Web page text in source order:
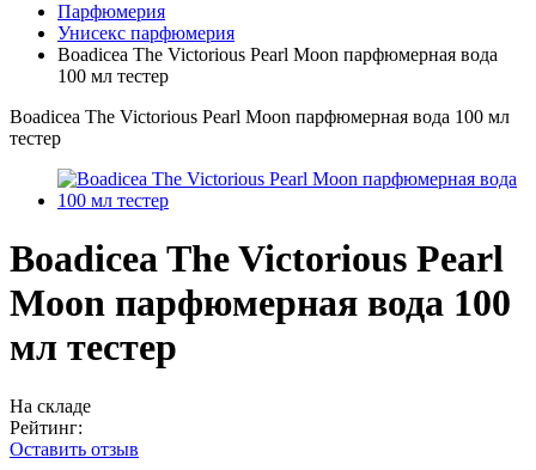
Парфюмерия
Унисекс парфюмерия
Boadicea The Victorious Pearl Moon парфюмерная вода
100 мл тестер
Boadicea The Victorious Pearl Moon парфюмерная вода 100 мл
тестер
Boadicea The Victorious Pearl
Moon парфюмерная вода 100
мл тестер
На складе
Рейтинг:
Оставить отзыв